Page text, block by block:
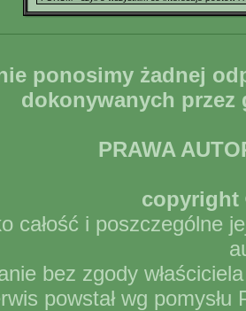
ponosimy żadnej
dokonywanych
PRAWA
copyright
całość i poszczególne
bez zgody
powstał wg